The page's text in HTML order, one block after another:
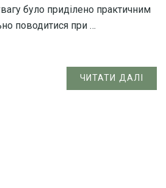
було приділено практичним
поводитися при …
ЧИТАТИ ДАЛІ